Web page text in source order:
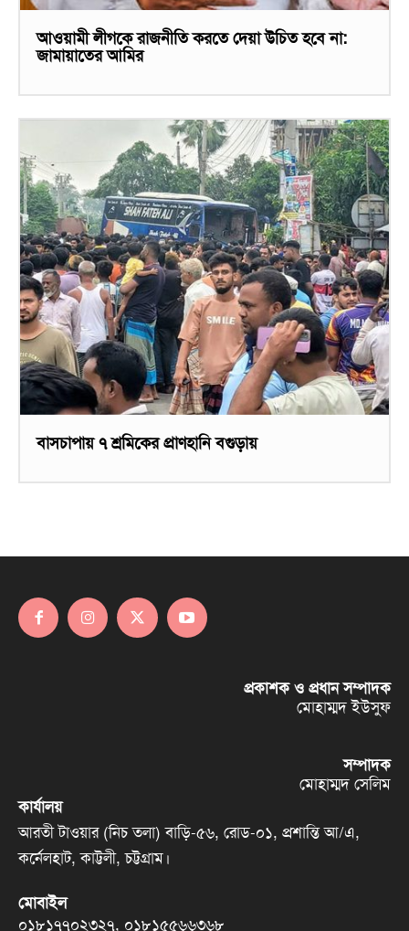
আওয়ামী লীগকে রাজনীতি করতে দেয়া উচিত হবে না:
জামায়াতের আমির
বাসচাপায় ৭ শ্রমিকের প্রাণহানি বগুড়ায়
প্রকাশক ও প্রধান সম্পাদক
মোহাম্মদ ইউসুফ
সম্পাদক
মোহাম্মদ সেলিম
কার্যালয়
আরতী টাওয়ার (নিচ তলা) বাড়ি-৫৬, রোড-০১, প্রশান্তি আ/এ,
কর্নেলহাট, কাট্টলী, চট্টগ্রাম।
মোবাইল
০১৮১৭৭০২৩২৭, ০১৮১৫৫৬৬৩৬৮